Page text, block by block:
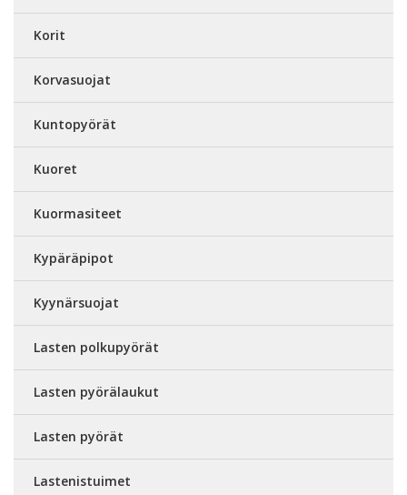
Korit
Korvasuojat
Kuntopyörät
Kuoret
Kuormasiteet
Kypäräpipot
Kyynärsuojat
Lasten polkupyörät
Lasten pyörälaukut
Lasten pyörät
Lastenistuimet